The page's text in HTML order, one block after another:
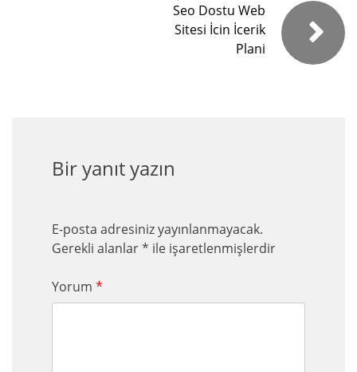
Seo Dostu Web
Sitesi İcin İcerik
Plani
Bir yanıt yazın
E-posta adresiniz yayınlanmayacak.
Gerekli alanlar* ile işaretlenmişlerdir
Yorum *